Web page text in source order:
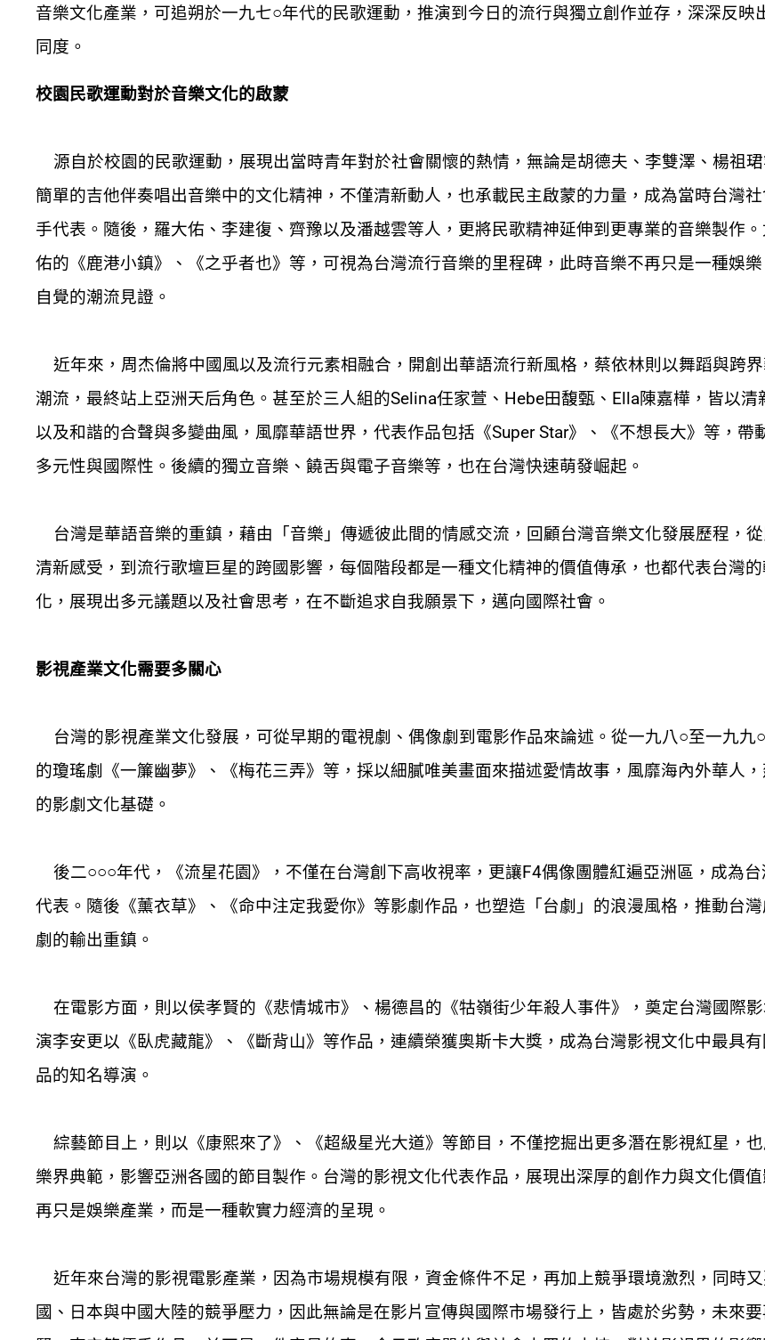
音樂文化產業，可追朔於一九七○年代的民歌運動，推演到今日的流行與獨立創作並存，深深反映
同度。
校園民歌運動對於音樂文化的啟蒙
源自於校園的民歌運動，展現出當時青年對於社會關懷的熱情，無論是胡德夫、李雙澤、楊祖
簡單的吉他伴奏唱出音樂中的文化精神，不僅清新動人，也承載民主啟蒙的力量，成為當時台灣
手代表。隨後，羅大佑、李建復、齊豫以及潘越雲等人，更將民歌精神延伸到更專業的音樂製作
佑的《鹿港小鎮》、《之乎者也》等，可視為台灣流行音樂的里程碑，此時音樂不再只是一種娛
自覺的潮流見證。
近年來，周杰倫將中國風以及流行元素相融合，開創出華語流行新風格，蔡依林則以舞蹈與跨
潮流，最終站上亞洲天后角色。甚至於三人組的Selina任家萱、Hebe田馥甄、Ella陳嘉樺，皆以清
以及和諧的合聲與多變曲風，風靡華語世界，代表作品包括《Super Star》、《不想長大》等，帶
多元性與國際性。後續的獨立音樂、饒舌與電子音樂等，也在台灣快速萌發崛起。
台灣是華語音樂的重鎮，藉由「音樂」傳遞彼此間的情感交流，回顧台灣音樂文化發展歷程，
清新感受，到流行歌壇巨星的跨國影響，每個階段都是一種文化精神的價值傳承，也都代表台灣
化，展現出多元議題以及社會思考，在不斷追求自我願景下，邁向國際社會。
影視產業文化需要多關心
台灣的影視產業文化發展，可從早期的電視劇、偶像劇到電影作品來論述。從一九八○至一九九
的瓊瑤劇《一簾幽夢》、《梅花三弄》等，採以細膩唯美畫面來描述愛情故事，風靡海內外華人
的影劇文化基礎。
後二○○○年代，《流星花園》，不僅在台灣創下高收視率，更讓F4偶像團體紅遍亞洲區，成為台
代表。隨後《薰衣草》、《命中注定我愛你》等影劇作品，也塑造「台劇」的浪漫風格，推動台
劇的輸出重鎮。
在電影方面，則以侯孝賢的《悲情城市》、楊德昌的《牯嶺街少年殺人事件》，奠定台灣國際
演李安更以《臥虎藏龍》、《斷背山》等作品，連續榮獲奧斯卡大獎，成為台灣影視文化中最具
品的知名導演。
綜藝節目上，則以《康熙來了》、《超級星光大道》等節目，不僅挖掘出更多潛在影視紅星，
樂界典範，影響亞洲各國的節目製作。台灣的影視文化代表作品，展現出深厚的創作力與文化價
再只是娛樂產業，而是一種軟實力經濟的呈現。
近年來台灣的影視電影產業，因為市場規模有限，資金條件不足，再加上競爭環境激烈，同時
國、日本與中國大陸的競爭壓力，因此無論是在影片宣傳與國際市場發行上，皆處於劣勢，未來